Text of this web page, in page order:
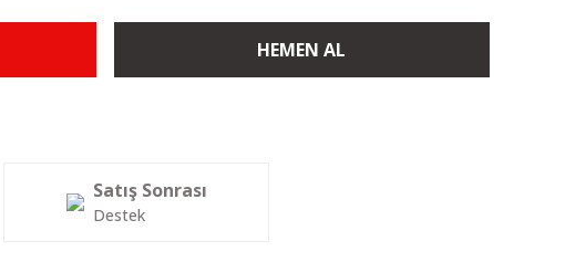
HEMEN AL
Satış Sonrası
Destek